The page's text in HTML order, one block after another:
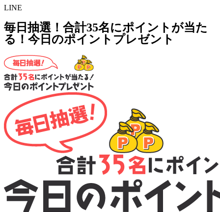
LINE
毎日抽選！合計35名にポイントが当た
る！今日のポイントプレゼント